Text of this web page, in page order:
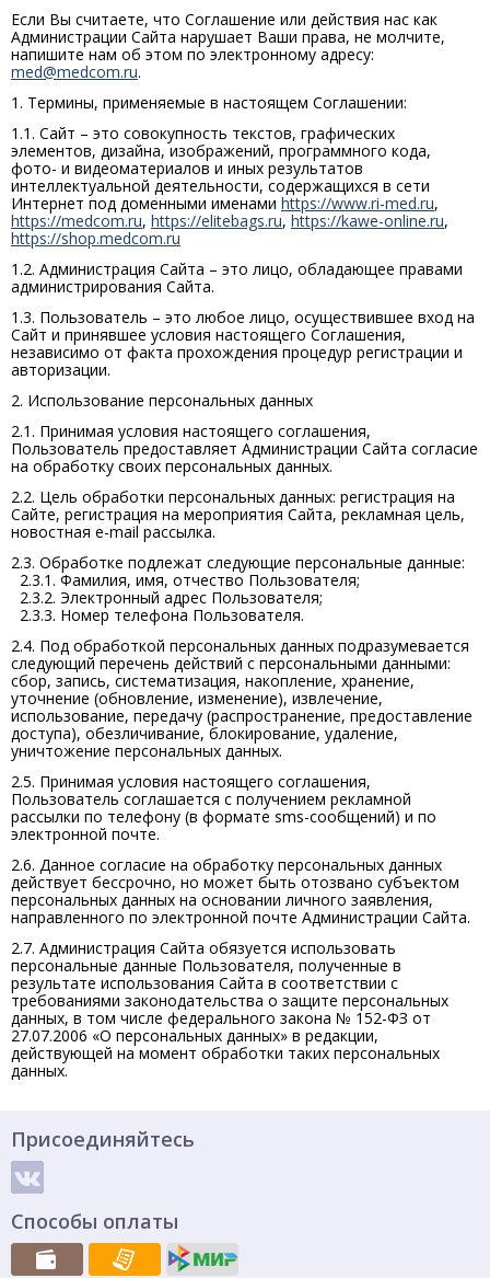
Если Вы считаете, что Соглашение или действия нас как
Администрации Сайта нарушает Ваши права, не молчите,
напишите нам об этом по электронному адресу:
med@medcom.ru.
1. Термины, применяемые в настоящем Соглашении:
1.1. Сайт – это совокупность текстов, графических
элементов, дизайна, изображений, программного кода,
фото- и видеоматериалов и иных результатов
интеллектуальной деятельности, содержащихся в сети
Интернет под доменными именами https://www.ri-med.ru,
https://medcom.ru, https://elitebags.ru, https://kawe-online.ru,
https://shop.medcom.ru
1.2. Администрация Сайта – это лицо, обладающее правами
администрирования Сайта.
1.3. Пользователь – это любое лицо, осуществившее вход на
Сайт и принявшее условия настоящего Соглашения,
независимо от факта прохождения процедур регистрации и
авторизации.
2. Использование персональных данных
2.1. Принимая условия настоящего соглашения,
Пользователь предоставляет Администрации Сайта согласие
на обработку своих персональных данных.
2.2. Цель обработки персональных данных: регистрация на
Сайте, регистрация на мероприятия Сайта, рекламная цель,
новостная e-mail рассылка.
2.3. Обработке подлежат следующие персональные данные:
2.3.1. Фамилия, имя, отчество Пользователя;
2.3.2. Электронный адрес Пользователя;
2.3.3. Номер телефона Пользователя.
2.4. Под обработкой персональных данных подразумевается
следующий перечень действий с персональными данными:
сбор, запись, систематизация, накопление, хранение,
уточнение (обновление, изменение), извлечение,
использование, передачу (распространение, предоставление
доступа), обезличивание, блокирование, удаление,
уничтожение персональных данных.
2.5. Принимая условия настоящего соглашения,
Пользователь соглашается с получением рекламной
рассылки по телефону (в формате sms-сообщений) и по
электронной почте.
2.6. Данное согласие на обработку персональных данных
действует бессрочно, но может быть отозвано субъектом
персональных данных на основании личного заявления,
направленного по электронной почте Администрации Сайта.
2.7. Администрация Сайта обязуется использовать
персональные данные Пользователя, полученные в
результате использования Сайта в соответствии с
требованиями законодательства о защите персональных
данных, в том числе федерального закона № 152-ФЗ от
27.07.2006 «О персональных данных» в редакции,
действующей на момент обработки таких персональных
данных.
Присоединяйтесь
Способы оплаты